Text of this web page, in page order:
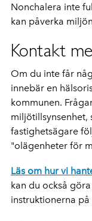
Nonchalera inte
kan påverka
Kontakt
Om du inte får
innebär en
kommunen.
miljötillsynsenhet,
fastighetsägare
"olägenheter för
Läs om hur vi
kan du också
instruktionerna på